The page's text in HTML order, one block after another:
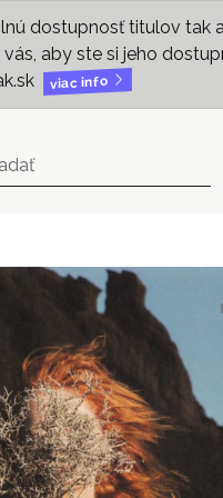
dostupnosť titulov tak
aby ste si jeho
viac info